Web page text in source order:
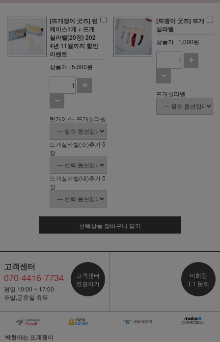
[뜨개쟁이 굿즈] 틴
케이스1개 + 뜨개
실라벨(20장) 202
4년 11월까지 할인
이벤트
상품가 : 5,000원
틴케이스+뜨개실라벨
뜨개실라벨(소)추가 5
장
뜨개실라벨(대)추가 5
장
[뜨쟁이 굿즈] 뜨개
실라벨
상품가 : 1,000원
뜨개실라벨
선택상품 장바구니 담기
고객센터
070-4416-7734
평일 10:00 ~ 17:00
주말,공휴일 휴무
고객센터
연결하기
비회원
1:1 문의
박형아는 뜨개쟁이